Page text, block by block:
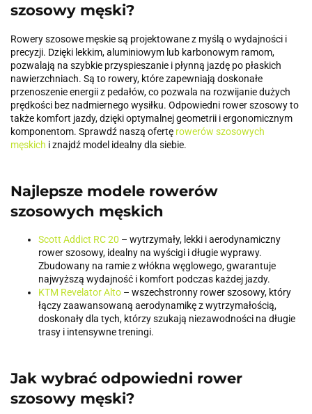
szosowy męski?
Rowery szosowe męskie są projektowane z myślą o wydajności i
precyzji. Dzięki lekkim, aluminiowym lub karbonowym ramom,
pozwalają na szybkie przyspieszanie i płynną jazdę po płaskich
nawierzchniach. Są to rowery, które zapewniają doskonałe
przenoszenie energii z pedałów, co pozwala na rozwijanie dużych
prędkości bez nadmiernego wysiłku. Odpowiedni rower szosowy to
także komfort jazdy, dzięki optymalnej geometrii i ergonomicznym
komponentom. Sprawdź naszą ofertę rowerów szosowych
męskich i znajdź model idealny dla siebie.
Najlepsze modele rowerów
szosowych męskich
Scott Addict RC 20 – wytrzymały, lekki i aerodynamiczny
rower szosowy, idealny na wyścigi i długie wyprawy.
Zbudowany na ramie z włókna węglowego, gwarantuje
najwyższą wydajność i komfort podczas każdej jazdy.
KTM Revelator Alto – wszechstronny rower szosowy, który
łączy zaawansowaną aerodynamikę z wytrzymałością,
doskonały dla tych, którzy szukają niezawodności na długie
trasy i intensywne treningi.
Jak wybrać odpowiedni rower
szosowy męski?